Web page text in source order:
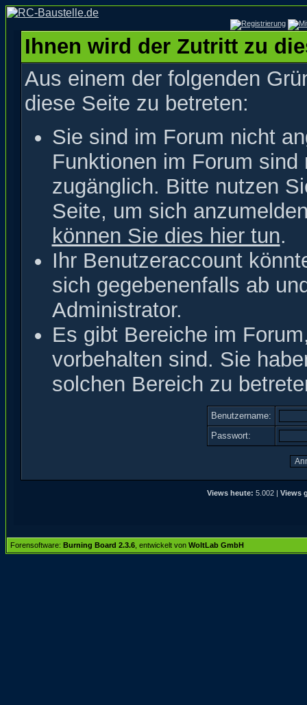
Ihnen wird der Zutritt zu
Aus einem der folgenden
diese Seite zu betreten:
Sie sind im Forum nicht
Funktionen im Forum
zugänglich. Bitte nutzen
Seite, um sich
können Sie dies hier tun.
Ihr Benutzeraccount
sich gegebenenfalls ab
Administrator.
Es gibt Bereiche im
vorbehalten sind. Sie
solchen Bereich zu
Benutzername:
Passwort:
Views heute: 5.002 | Views
Forensoftware: Burning Board 2.3.6 , entwickelt von WoltLab GmbH